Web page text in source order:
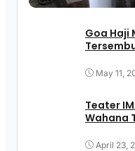
Goa Haji
May 11,
Teater
Wahana
April 23,